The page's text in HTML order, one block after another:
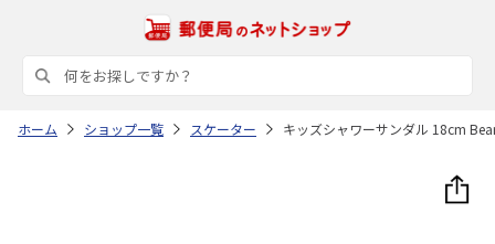
ホーム ショップ一覧 スケーター キッズシャワーサンダル 18cm